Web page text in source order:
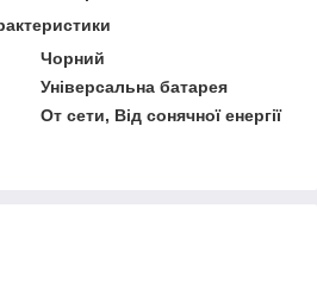
Чорний
Універсальна батарея
От сети, Від сонячної енергії